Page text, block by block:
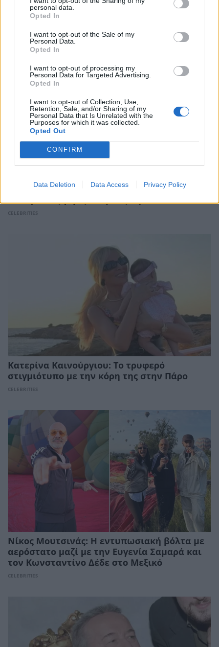
personal data.
Opted In
I want to opt-out of the Sale of my
Personal Data.
Opted In
I want to opt-out of processing my
Personal Data for Targeted Advertising.
Opted In
I want to opt-out of Collection, Use,
Retention, Sale, and/or Sharing of my
Personal Data that Is Unrelated with the
Purposes for which it was collected.
Opted Out
CONFIRM
Data Deletion Data Access Privacy Policy
ΠΕΡΙΣΣΟΤΕΡΑ ΣΤΟ
Αλέξης Γεωργούλης: Η καλοκαιρινή
φωτογραφία δίπλα στο κύμα και το γεμάτο
νόημα μήνυμα – «Αυτές οι μικρές
αποδράσεις γεμίζουν μια ζωή»
CELEBRITIES
Κατερίνα Καινούργιου: Το τρυφερό
στιγμιότυπο με την κόρη της στην Πάρο
CELEBRITIES
Νίκος Μουτσινάς: Η εντυπωσιακή βόλτα με
αερόστατο μαζί με την Ευγενία Σαμαρά και
τον Κωνσταντίνο Δέδε στο Μεξικό
CELEBRITIES